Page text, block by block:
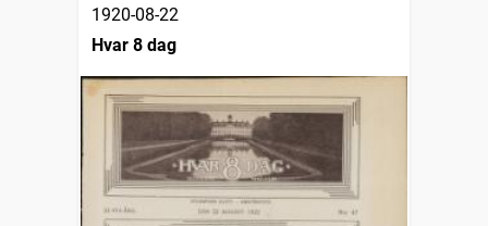
1920-08-22
Hvar 8 dag